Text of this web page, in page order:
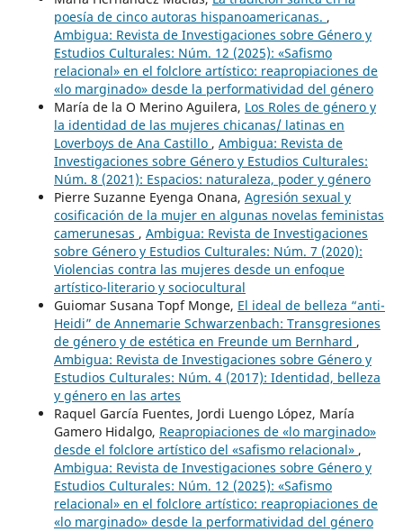
poesía de cinco autoras hispanoamericanas. ,
Ambigua: Revista de Investigaciones sobre Género y
Estudios Culturales: Núm. 12 (2025): «Safismo
relacional» en el folclore artístico: reapropiaciones de
«lo marginado» desde la performatividad del género
María de la O Merino Aguilera, Los Roles de género y
la identidad de las mujeres chicanas/ latinas en
Loverboys de Ana Castillo , Ambigua: Revista de
Investigaciones sobre Género y Estudios Culturales:
Núm. 8 (2021): Espacios: naturaleza, poder y género
Pierre Suzanne Eyenga Onana, Agresión sexual y
cosificación de la mujer en algunas novelas feministas
camerunesas , Ambigua: Revista de Investigaciones
sobre Género y Estudios Culturales: Núm. 7 (2020):
Violencias contra las mujeres desde un enfoque
artístico-literario y sociocultural
Guiomar Susana Topf Monge, El ideal de belleza “anti-
Heidi” de Annemarie Schwarzenbach: Transgresiones
de género y de estética en Freunde um Bernhard ,
Ambigua: Revista de Investigaciones sobre Género y
Estudios Culturales: Núm. 4 (2017): Identidad, belleza
y género en las artes
Raquel García Fuentes, Jordi Luengo López, María
Gamero Hidalgo, Reapropiaciones de «lo marginado»
desde el folclore artístico del «safismo relacional» ,
Ambigua: Revista de Investigaciones sobre Género y
Estudios Culturales: Núm. 12 (2025): «Safismo
relacional» en el folclore artístico: reapropiaciones de
«lo marginado» desde la performatividad del género